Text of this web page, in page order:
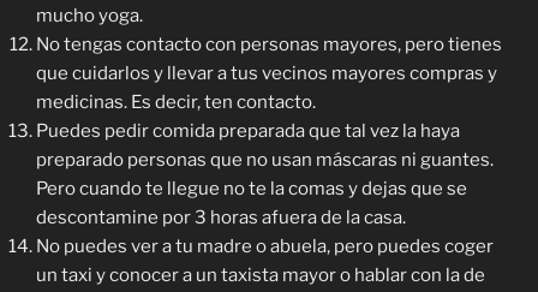
mucho yoga.
No tengas contacto con personas mayores, pero tienes
que cuidarlos y llevar a tus vecinos mayores compras y
medicinas. Es decir, ten contacto.
Puedes pedir comida preparada que tal vez la haya
preparado personas que no usan máscaras ni guantes.
Pero cuando te llegue no te la comas y dejas que se
descontamine por 3 horas afuera de la casa.
No puedes ver a tu madre o abuela, pero puedes coger
un taxi y conocer a un taxista mayor o hablar con la de